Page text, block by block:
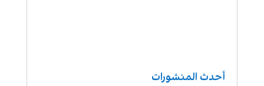
أحدث المنشورات